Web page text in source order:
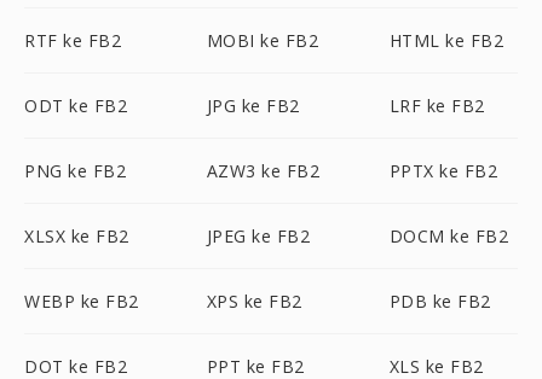
RTF ke FB2 MOBI ke FB2 HTML ke FB2
ODT ke FB2 JPG ke FB2 LRF ke FB2
PNG ke FB2 AZW3 ke FB2 PPTX ke FB2
XLSX ke FB2 JPEG ke FB2 DOCM ke FB2
WEBP ke FB2 XPS ke FB2 PDB ke FB2
DOT ke FB2 PPT ke FB2 XLS ke FB2